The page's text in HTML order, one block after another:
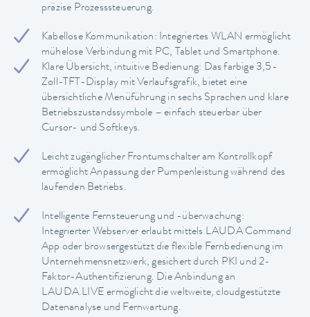
präzise Prozesssteuerung.
Kabellose Kommunikation: Integriertes WLAN ermöglicht
mühelose Verbindung mit PC, Tablet und Smartphone.
Klare Übersicht, intuitive Bedienung: Das farbige 3,5-
Zoll-TFT-Display mit Verlaufsgrafik, bietet eine
übersichtliche Menüführung in sechs Sprachen und klare
Betriebszustandssymbole – einfach steuerbar über
Cursor- und Softkeys.
Leicht zugänglicher Frontumschalter am Kontrollkopf
ermöglicht Anpassung der Pumpenleistung während des
laufenden Betriebs.
Intelligente Fernsteuerung und -überwachung:
Integrierter Webserver erlaubt mittels LAUDA Command
App oder browsergestützt die flexible Fernbedienung im
Unternehmensnetzwerk, gesichert durch PKI und 2-
Faktor-Authentifizierung. Die Anbindung an
LAUDA.LIVE ermöglicht die weltweite, cloudgestützte
Datenanalyse und Fernwartung.